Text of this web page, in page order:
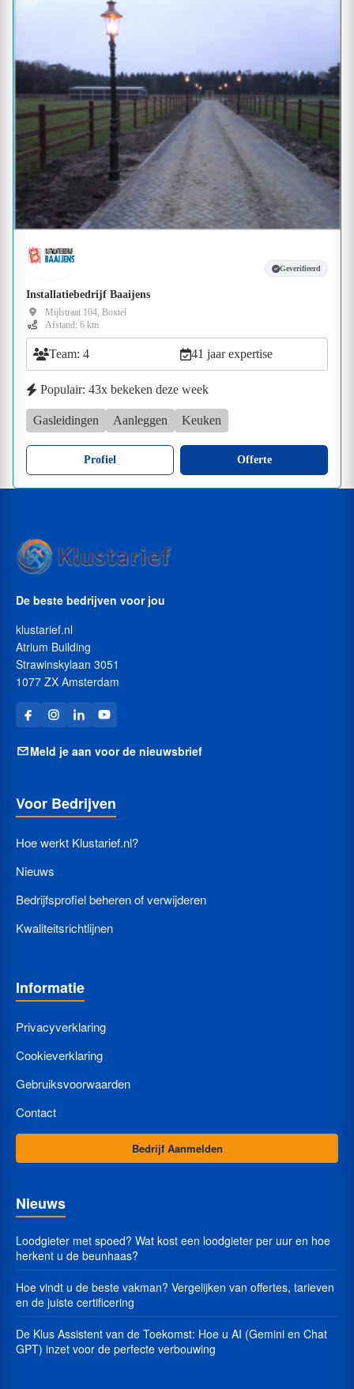
Geverifieerd
Installatiebedrijf Baaijens
Mijlstraat 104, Boxtel
Afstand: 6 km
Team: 4 41 jaar expertise
Populair: 43x bekeken deze week
Gasleidingen Aanleggen Keuken
Profiel Offerte
De beste bedrijven voor jou
klustarief.nl
Atrium Building
Strawinskylaan 3051
1077 ZX Amsterdam
Meld je aan voor de nieuwsbrief
Voor Bedrijven
Hoe werkt Klustarief.nl?
Nieuws
Bedrijfsprofiel beheren of verwijderen
Kwaliteitsrichtlijnen
Informatie
Privacyverklaring
Cookieverklaring
Gebruiksvoorwaarden
Contact
Bedrijf Aanmelden
Nieuws
Loodgieter met spoed? Wat kost een loodgieter per uur en hoe
herkent u de beunhaas?
Hoe vindt u de beste vakman? Vergelijken van offertes, tarieven
en de juiste certificering
De Klus Assistent van de Toekomst: Hoe u AI (Gemini en Chat
GPT) inzet voor de perfecte verbouwing